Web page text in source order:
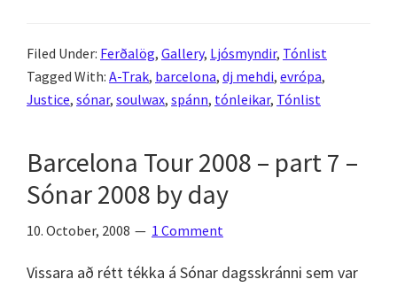
–
part
8
Sónar
2008
night
Filed Under: Ferðalög, Gallery, Ljósmyndir, Tónlist
Tagged With: A-Trak, barcelona, dj mehdi, evrópa,
Justice, sónar, soulwax, spánn, tónleikar, Tónlist
Barcelona Tour 2008 – part 7 –
Sónar 2008 by day
10. October, 2008 1 Comment
Vissara að rétt tékka á Sónar dagsskránni sem var